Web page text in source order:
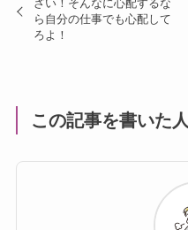
ざい！そんなに心配するな
ら自分の仕事でも心配して
ろよ！
この記事を書いた人